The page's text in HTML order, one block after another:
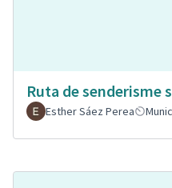
Ruta de senderisme
Esther Sáez Perea